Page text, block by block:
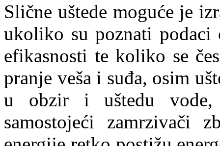
Slične uštede moguće je
ukoliko su poznati podaci
efikasnosti te koliko se
pranje veša i suđa, osim
u obzir i uštedu
samostojeći zamrzivači